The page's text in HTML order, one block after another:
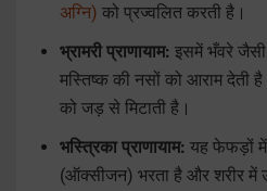
अग्नि) को प्रज्वलित करती है।
भ्रामरी प्राणायाम: इसमें भँवरे
मस्तिष्क की नसों को आराम देती
को जड़ से मिटाती है।
भस्त्रिका प्राणायाम: यह फेफड़ों में
(ऑक्सीजन) भरता है और शरीर में